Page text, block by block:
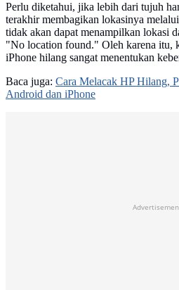
Perlu diketahui, jika lebih dari tujuh
terakhir membagikan lokasinya
tidak akan dapat menampilkan lokasi
"No location found." Oleh karena itu,
iPhone hilang sangat menentukan
Baca juga: Cara Melacak HP Hilang,
Android dan iPhone